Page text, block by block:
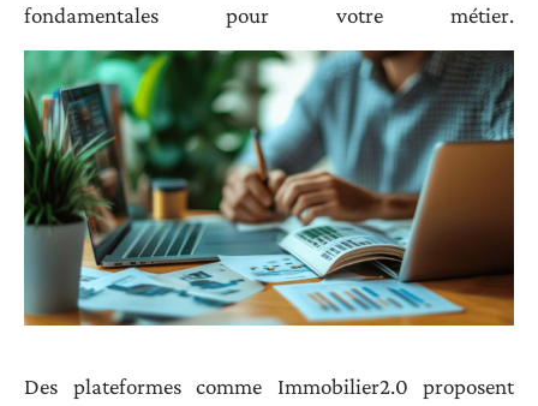
fondamentales pour votre métier.
Des plateformes comme Immobilier2.0 proposent